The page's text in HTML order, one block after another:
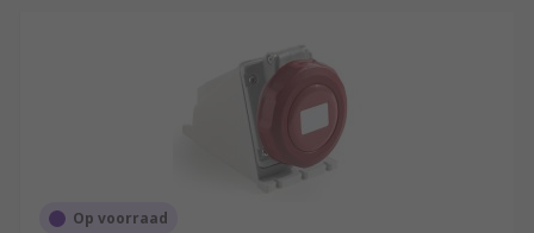
Integrated Socket Dust Covers Available
Op voorraad